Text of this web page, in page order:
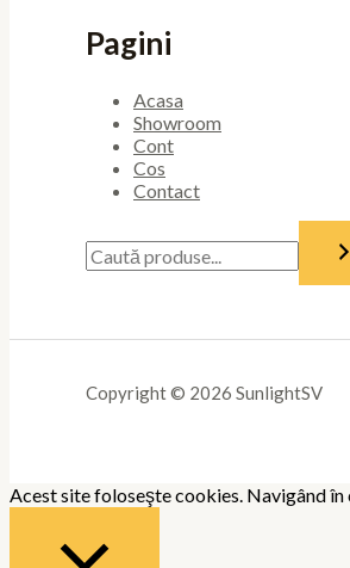
Pagini
Acasa
Showroom
Cont
Cos
Contact
Copyright © 2026 SunlightSV
Acest site foloseşte cookies. Navigând